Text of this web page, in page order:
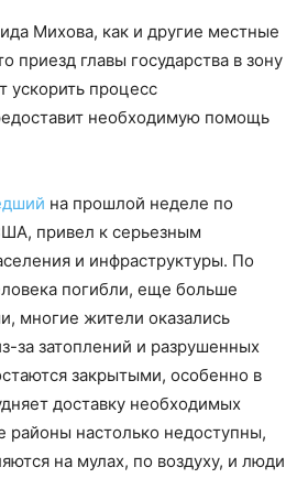
Михова, как и другие местные
приезд главы государства в зону
ускорить процесс
необходимую помощь
на прошлой неделе по
привел к серьезным
и инфраструктуры. По
погибли, еще больше
многие жители оказались
за затоплений и разрушенных
закрытыми, особенно в
доставку необходимых
районы настолько недоступны,
на мулах, по воздуху, и люди